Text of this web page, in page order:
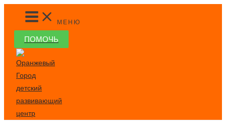
Перейти
содержимому
MAIN
MENU
МЕНЮ
ПОМОЧЬ